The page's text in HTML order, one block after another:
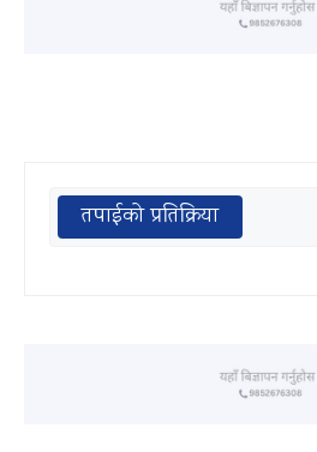
तपाईको प्रतिक्रिया